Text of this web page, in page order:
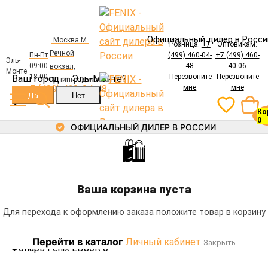
+7 (499) 460-04-48
0
Каталог
Аккумуляторы
Эль-
Монте
Ваш город —Эль-Монте?
Пн-Пт
09:00-
18:00
Москва М.
Речной
вокзал,
Ленинградское
ш., 94, корп. 1
Официальный дилер в
Оптовикам:
+7 (499) 460-
40-06
Перезвоните
мне
Розница:+7
(499) 460-04-
48
Перезвоните
мне
Аккумуляторы
Зарядные устройства
Выносные кнопки
Аксессуары
ОФИЦИАЛЬНЫЙ ДИЛЕР В РОССИИ
🛍
Ваша корзина пуста
Для перехода к оформлению заказа положите товар в корзину
Перейти в каталог Личный кабинет Закрыть
Авторизация
Электронная почта
Главная
Фонари Фонарь Fenix LD30R
Фонарь Fenix LD30R 0